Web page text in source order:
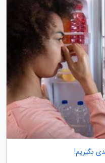
بگیریم!